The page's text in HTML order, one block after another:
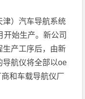
津）汽车导航系统
开始生产。新公司
生产工序后，由新
导航仪将全部以oe
和车载导航仪厂